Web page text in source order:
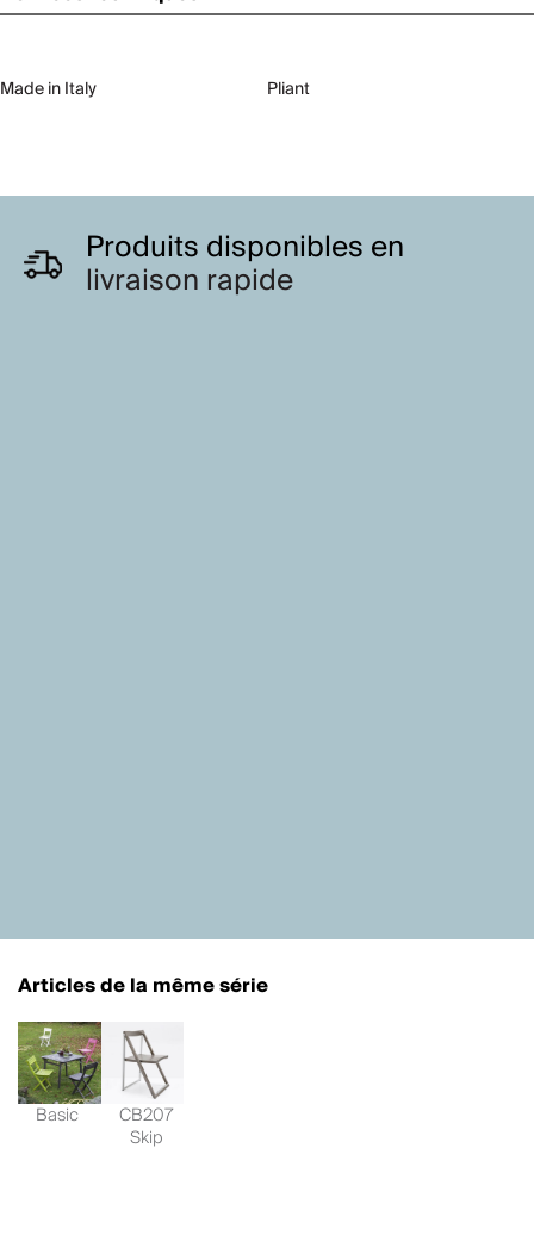
Made in Italy Pliant
Produits disponibles en
livraison rapide
Articles de la même série
Basic CB207
Skip